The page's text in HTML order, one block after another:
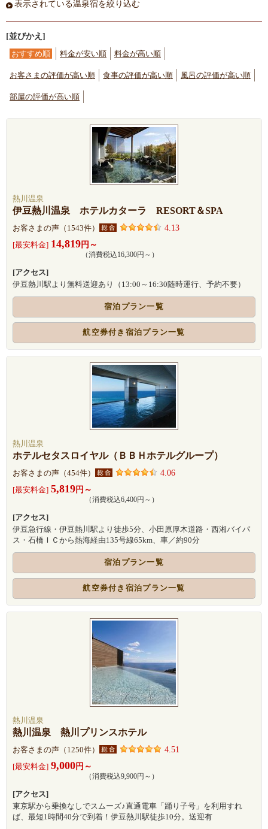
表示されている温泉宿を絞り込む
[並びかえ]
おすすめ順 料金が安い順 料金が高い順
お客さまの評価が高い順 食事の評価が高い順 風呂の評価が高い順
部屋の評価が高い順
熱川温泉
伊豆熱川温泉 ホテルカターラ RESORT＆SPA
お客さまの声（1543件） 4.13
[最安料金] 14,819円～
（消費税込16,300円～）
[アクセス]
伊豆熱川駅より無料送迎あり（13:00～16:30随時運行、予約不要）
宿泊プラン一覧
航空券付き宿泊プラン一覧
熱川温泉
ホテルセタスロイヤル（ＢＢＨホテルグループ）
お客さまの声（454件） 4.06
[最安料金] 5,819円～
（消費税込6,400円～）
[アクセス]
伊豆急行線・伊豆熱川駅より徒歩5分、小田原厚木道路・西湘バイパ
ス・石橋ＩＣから熱海経由135号線65km、車／約90分
宿泊プラン一覧
航空券付き宿泊プラン一覧
熱川温泉
熱川温泉 熱川プリンスホテル
お客さまの声（1250件） 4.51
[最安料金] 9,000円～
（消費税込9,900円～）
[アクセス]
東京駅から乗換なしでスムーズ♪直通電車「踊り子号」を利用すれ
ば、最短1時間40分で到着！伊豆熱川駅徒歩10分。送迎有